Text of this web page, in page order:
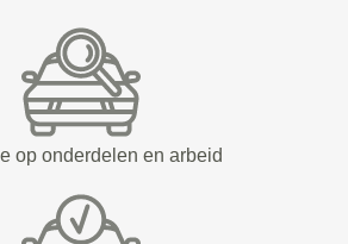
op onderdelen en arbeid